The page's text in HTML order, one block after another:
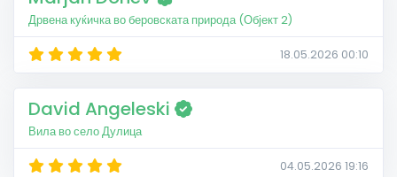
Дрвена куќичка во беровската природа (Објект 2)
18.05.2026 00:10
David Angeleski
Вила во село Дулица
04.05.2026 19:16